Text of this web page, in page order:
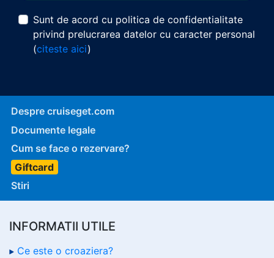
Sunt de acord cu politica de confidentialitate
privind prelucrarea datelor cu caracter personal
(citeste aici)
Despre cruiseget.com
Documente legale
Cum se face o rezervare?
Giftcard
Stiri
INFORMATII UTILE
Ce este o croaziera?